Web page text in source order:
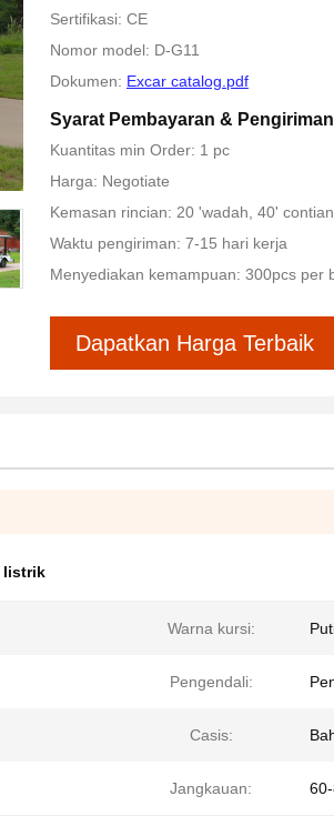
Sertifikasi: CE
Nomor model: D-G11
Dokumen: Excar catalog.pdf
Syarat Pembayaran & Pengiriman
Kuantitas min Order: 1 pc
Harga: Negotiate
Kemasan rincian: 20 'wadah, 40'
Waktu pengiriman: 7-15 hari kerja
Menyediakan kemampuan: 300pcs per
Dapatkan Harga Terbaik
listrik
Warna kursi:
Pengendali:
Casis:
Jangkauan: